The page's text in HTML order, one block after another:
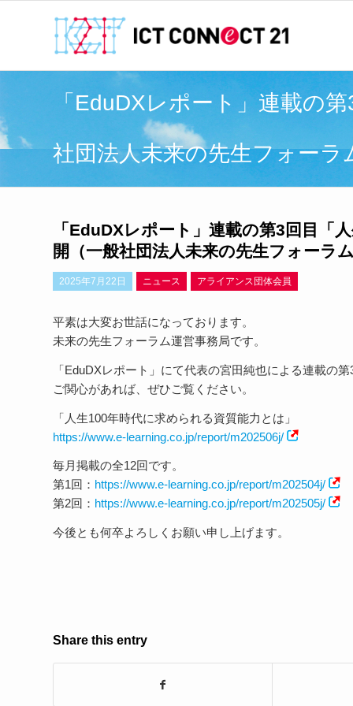
「EduDXレポート」連載の
社団法人未来の先生フォーラ
「EduDXレポート」連載の第3回目「
開（一般社団法人未来の先生フォーラム
2025年7月22日 ニュース アライアンス団体会員
平素は大変お世話になっております。
未来の先生フォーラム運営事務局です。
「EduDXレポート」にて代表の宮田純也による連載の第
ご関心があれば、ぜひご覧ください。
「人生100年時代に求められる資質能力とは」
https://www.e-learning.co.jp/report/m202506j/
毎月掲載の全12回です。
第1回： https://www.e-learning.co.jp/report/m202504j/
第2回： https://www.e-learning.co.jp/report/m202505j/
今後とも何卒よろしくお願い申し上げます。
Share this entry